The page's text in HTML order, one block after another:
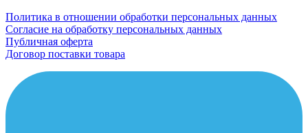
Политика в отношении обработки персональных данных
Согласие на обработку персональных данных
Публичная оферта
Договор поставки товара